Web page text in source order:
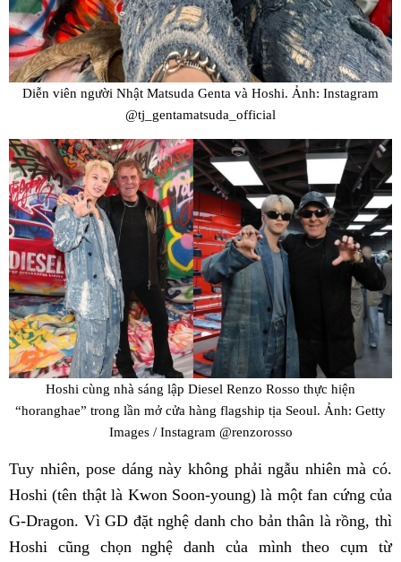
Diễn viên người Nhật Matsuda Genta và Hoshi. Ảnh: Instagram
@tj_gentamatsuda_official
Hoshi cùng nhà sáng lập Diesel Renzo Rosso thực hiện
“horanghae” trong lần mở cửa hàng flagship tịa Seoul. Ảnh: Getty
Images / Instagram @renzorosso
Tuy nhiên, pose dáng này không phải ngẫu nhiên mà có.
Hoshi (tên thật là Kwon Soon-young) là một fan cứng của
G-Dragon. Vì GD đặt nghệ danh cho bản thân là rồng, thì
Hoshi cũng chọn nghệ danh của mình theo cụm từ